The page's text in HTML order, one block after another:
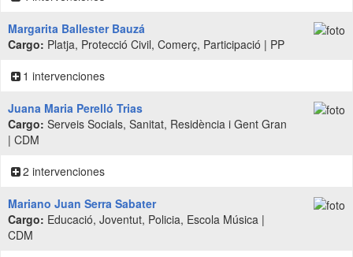
Margarita Ballester Bauzá
Cargo: Platja, Protecció Civil, Comerç, Participació | PP
1 intervenciones
Juana Maria Perelló Trias
Cargo: Serveis Socials, Sanitat, Residència i Gent Gran
| CDM
2 intervenciones
Mariano Juan Serra Sabater
Cargo: Educació, Joventut, Policia, Escola Música |
CDM